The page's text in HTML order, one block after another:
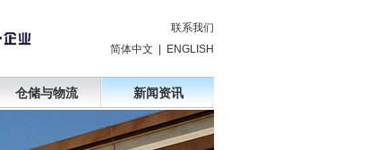
联系我们
简体中文
ENGLISH
仓储与物流 新闻资讯